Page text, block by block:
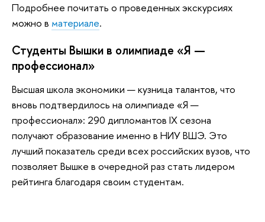
Подробнее почитать о проведенных экскурсиях
можно в материале.
Студенты Вышки в олимпиаде «Я —
профессионал»
Высшая школа экономики — кузница талантов, что
вновь подтвердилось на олимпиаде «Я —
профессионал»: 290 дипломантов IX сезона
получают образование именно в НИУ ВШЭ. Это
лучший показатель среди всех российских вузов, что
позволяет Вышке в очередной раз стать лидером
рейтинга благодаря своим студентам.